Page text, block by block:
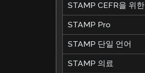
STAMP CEFR을 위한
STAMP Pro
STAMP 단일 언어
STAMP 의료